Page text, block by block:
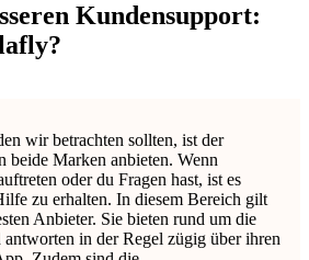
Kundensupport:
wir betrachten sollten, ist der
beide Marken anbieten. Wenn
oder du Fragen hast, ist es
zu erhalten. In diesem Bereich gilt
Anbieter. Sie bieten rund um die
in der Regel zügig über ihren